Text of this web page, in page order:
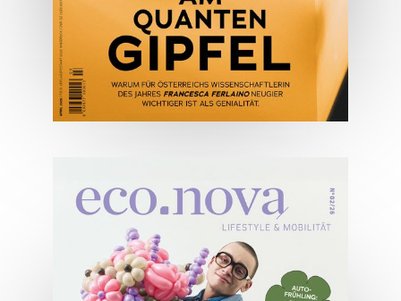
04/2026
Wirtschaftsausgabe April 2026